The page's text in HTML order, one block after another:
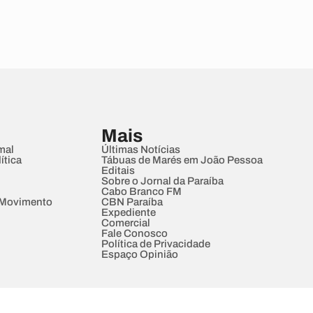
Mais
Últimas Notícias
Tábuas de Marés em João Pessoa
Editais
Sobre o Jornal da Paraíba
Cabo Branco FM
CBN Paraíba
Expediente
Comercial
Fale Conosco
Política de Privacidade
Espaço Opinião